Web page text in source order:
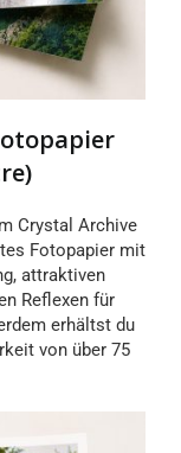
Crystal Archive
Fotopapier mit
attraktiven
Reflexen für
erhältst du
von über 75